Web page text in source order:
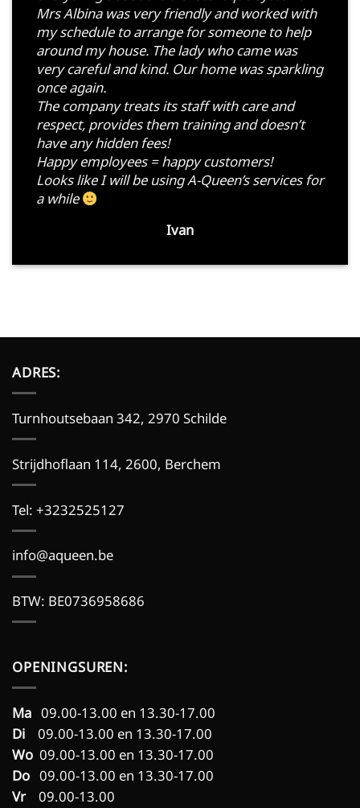
Mrs Albina was very friendly and worked with
my schedule to arrange for someone to help
around my house. The lady who came was
very careful and kind. Our home was sparkling
once again.
The company treats its staff with care and
respect, provides them training and doesn’t
have any hidden fees!
Happy employees = happy customers!
Looks like I will be using A-Queen’s services for
a while
Ivan
ADRES:
Turnhoutsebaan 342, 2970 Schilde
Strijdhoflaan 114, 2600, Berchem
Tel: +3232525127
info@aqueen.be
BTW: BE0736958686
OPENINGSUREN:
Ma 09.00-13.00 en 13.30-17.00
Di 09.00-13.00 en 13.30-17.00
Wo 09.00-13.00 en 13.30-17.00
Do 09.00-13.00 en 13.30-17.00
Vr09.00-13.00